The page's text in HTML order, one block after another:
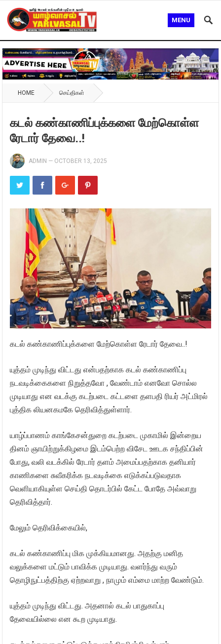
MENU
HOME செய்திகள்
கடல் கண்காணிப்புக்களை மேற்கொள்ள
ரேடார் தேவை..!
ADMIN — OCTOBER 13, 2025
கடல் கண்காணிப்புக்களை மேற்கொள்ள ரேடார் தேவை..!
யுத்தம் முடிந்து விட்டது என்பதற்காக கடல் கண்காணிப்பு
நடவடிக்கைகளை நிறுத்தவோ , வேண்டாம் எனவோ சொல்ல
முடியாது என வடக்கு கடற்படை கட்டளை தளபதி ரியர் அட்மிரல்
புத்திக லியனகமகே தெரிவித்துள்ளார்.
யாழ்ப்பாணம் காங்கேசன்துறை கடற்படை முகாமில் இன்றைய
தினம் ஞாயிற்றுக்கிழமை இடம்பெற்ற விசேட ஊடக சந்திப்பின்
போது, வலி வடக்கில் ரேடார் தளம் அமைப்பதற்காக தனியார்
காணிகளை சுவீகரிக்க நடவடிக்கை எடுக்கப்படுவதாக
வெளியாகியுள்ள செய்தி தொடர்பில் கேட்ட போதே அவ்வாறு
தெரிவித்தார்.
மேலும் தெரிவிக்கையில்,
கடல் கண்காணிப்பு மிக முக்கியமானது. அதற்கு மனித
வலுக்களை மட்டும் பாவிக்க முடியாது. வளர்ந்து வரும்
தொழிநுட்பத்திற்கு ஏற்றவாறு , நாமும் எம்மை மாற்ற வேண்டும்.
யுத்தம் முடிந்து விட்டது. அதனால் கடல் பாதுகாப்பு
தேவையில்லை என கூற முடியாது.